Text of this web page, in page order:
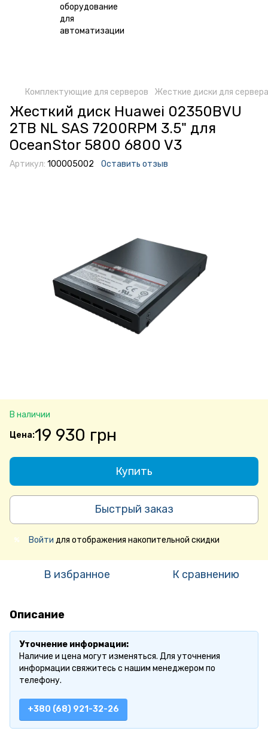
Комплектующие для серверов Жесткие диски для сервера
Жесткий диск Huawei 02350BVU
2TB NL SAS 7200RPM 3.5" для
OceanStor 5800 6800 V3
Артикул: 100005002 Оставить отзыв
В наличии
19 930 грн
Купить
Быстрый заказ
% Войти для отображения накопительной скидки
В избранное К сравнению
Описание
Уточнение информации:
Наличие и цена могут изменяться. Для уточнения
информации свяжитесь с нашим менеджером по
телефону.
+380 (68) 921-32-26